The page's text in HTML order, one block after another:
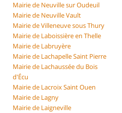
Mairie de Neuville sur Oudeuil
Mairie de Neuville Vault
Mairie de Villeneuve sous Thury
Mairie de Laboissière en Thelle
Mairie de Labruyère
Mairie de Lachapelle Saint Pierre
Mairie de Lachaussée du Bois
d'Écu
Mairie de Lacroix Saint Ouen
Mairie de Lagny
Mairie de Laigneville